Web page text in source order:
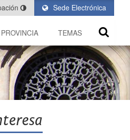
Sede Electrónica
TEMAS